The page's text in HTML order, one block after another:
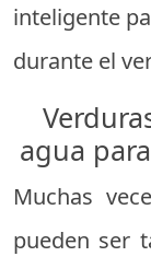
inteligente
durante el
agua
Muchas
pueden ser